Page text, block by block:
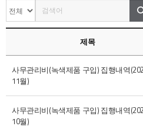
제목
사무관리비(녹색제품 구입) 집행내역
11월)
사무관리비(녹색제품 구입) 집행내역
10월)